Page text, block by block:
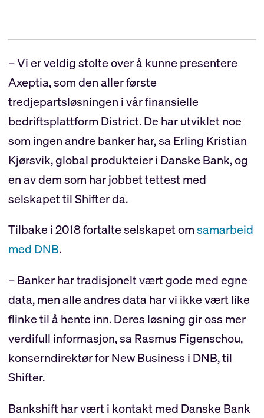
– Vi er veldig stolte over å kunne presentere
Axeptia, som den aller første
tredjepartsløsningen i vår finansielle
bedriftsplattform District. De har utviklet noe
som ingen andre banker har, sa Erling Kristian
Kjørsvik, global produkteier i Danske Bank, og
en av dem som har jobbet tettest med
selskapet til Shifter da.
Tilbake i 2018 fortalte selskapet omsamarbeid
med DNB.
– Banker har tradisjonelt vært gode med egne
data, men alle andres data har vi ikke vært like
flinke til å hente inn. Deres løsning gir oss mer
verdifull informasjon, sa Rasmus Figenschou,
konserndirektør for New Business i DNB, til
Shifter.
Bankshift har vært i kontakt med Danske Bank